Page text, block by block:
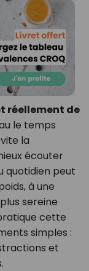
réellement de
le temps
la
écouter
quotidien peut
à une
sereine
cette
simples :
et